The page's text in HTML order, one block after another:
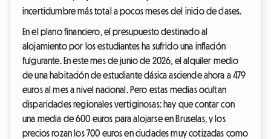
incertidumbre más total a pocos meses del inicio de clases.
En el plano financiero, el presupuesto destinado al
alojamiento por los estudiantes ha sufrido una inflación
fulgurante. En este mes de junio de 2026, el alquiler medio
de una habitación de estudiante clásica asciende ahora a 479
euros al mes a nivel nacional. Pero estas medias ocultan
disparidades regionales vertiginosas: hay que contar con
una media de 600 euros para alojarse en Bruselas, y los
precios rozan los 700 euros en ciudades muy cotizadas como